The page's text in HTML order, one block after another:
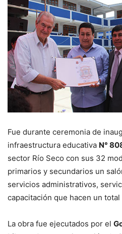
Fue durante ceremonia de
infraestructura educativa N°
sector Río Seco con sus 32
primarios y secundarios un
servicios administrativos,
capacitación que hacen un
La obra fue ejecutados por el